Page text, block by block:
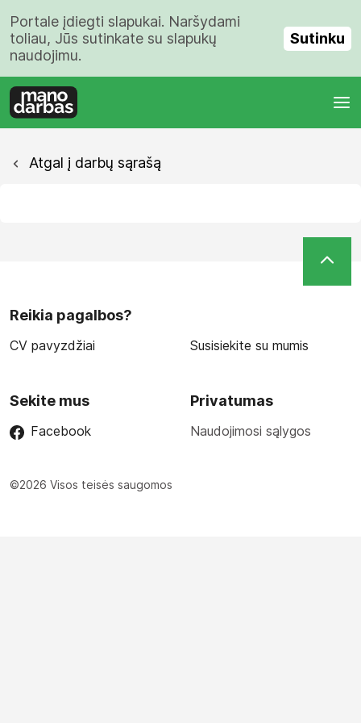
Portale įdiegti slapukai. Naršydami
toliau, Jūs sutinkate su slapukų
naudojimu.
Sutinku
Atgal į darbų sąrašą
Reikia pagalbos?
CV pavyzdžiai Susisiekite su mumis
Sekite mus
Facebook
Privatumas
Naudojimosi sąlygos
©2026 Visos teisės saugomos